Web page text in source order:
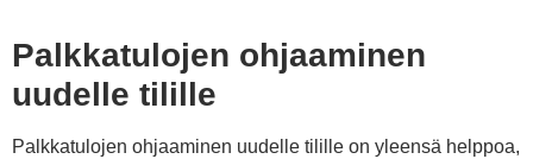
Palkkatulojen ohjaaminen
uudelle tilille
Palkkatulojen ohjaaminen uudelle tilille on yleensä helppoa,